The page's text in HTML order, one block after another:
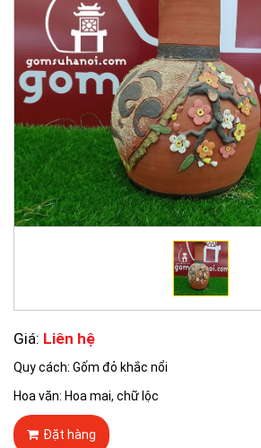
Giá: Liên hệ
Quy cách: Gốm đỏ khắc nổi
Hoa văn: Hoa mai, chữ lộc
Đặt hàng